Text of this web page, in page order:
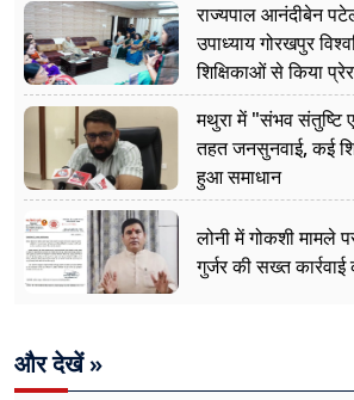
राज्यपाल आनंदीबेन
उपाध्याय गोरखपुर
शिक्षिकाओं से किया
मथुरा में "संभव संतुष्टि
तहत जनसुनवाई, कई
हुआ समाधान
लोनी में गोकशी मामले
गुर्जर की सख्त कार्रवाई
और देखें »